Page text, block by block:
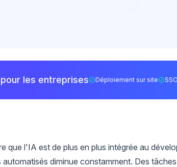
les entreprises Déploiement sur site
que l'IA est de plus en plus intégrée au
automatisés diminue constamment. Des